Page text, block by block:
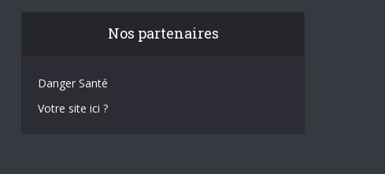
Nos partenaires
Danger Santé
Votre site ici ?